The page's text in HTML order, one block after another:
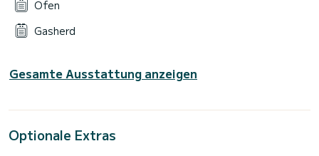
Ofen
Gasherd
Gesamte Ausstattung anzeigen
Optionale Extras